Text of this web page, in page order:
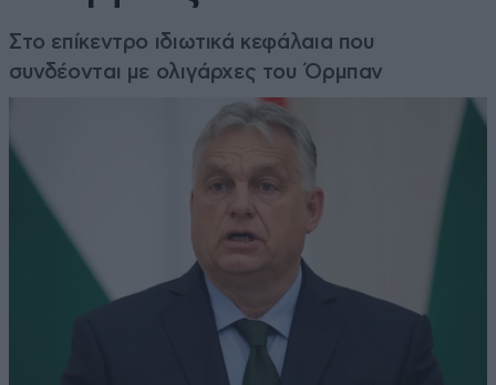
Στο επίκεντρο ιδιωτικά κεφάλαια που
συνδέονται με ολιγάρχες του Όρμπαν